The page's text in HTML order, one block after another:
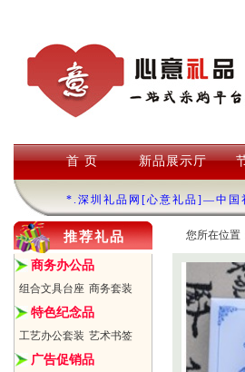
首 页 新品展示厅
*.深圳礼品网[心意礼品]—中国
推荐礼品
商务办公品
组合文具台座 商务套装
特色纪念品
工艺办公套装 艺术书签
广告促销品
您所在位置